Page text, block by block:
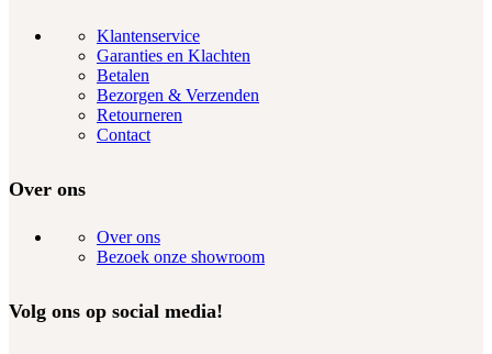
Klantenservice
Garanties en Klachten
Betalen
Bezorgen & Verzenden
Retourneren
Contact
Over ons
Over ons
Bezoek onze showroom
Volg ons op social media!